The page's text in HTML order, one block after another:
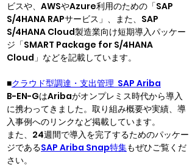
ビスや、AWSやAzure利用のための「SAP
S/4HANA RAPサービス」、また、SAP
S/4HANA Cloud製造業向け短期導入パッケー
ジ「SMART Package for S/4HANA
Cloud」などを記載しています。
■クラウド型調達・支出管理  SAP Ariba
B-EN-GはAribaがオンプレミス時代から導入
に携わってきました。取り組み概要や実績、導
入事例へのリンクなど掲載しています。
また、24週間で導入を完了するためのパッケー
ジであるSAP Ariba Snap特集もぜひご覧くだ
さい。